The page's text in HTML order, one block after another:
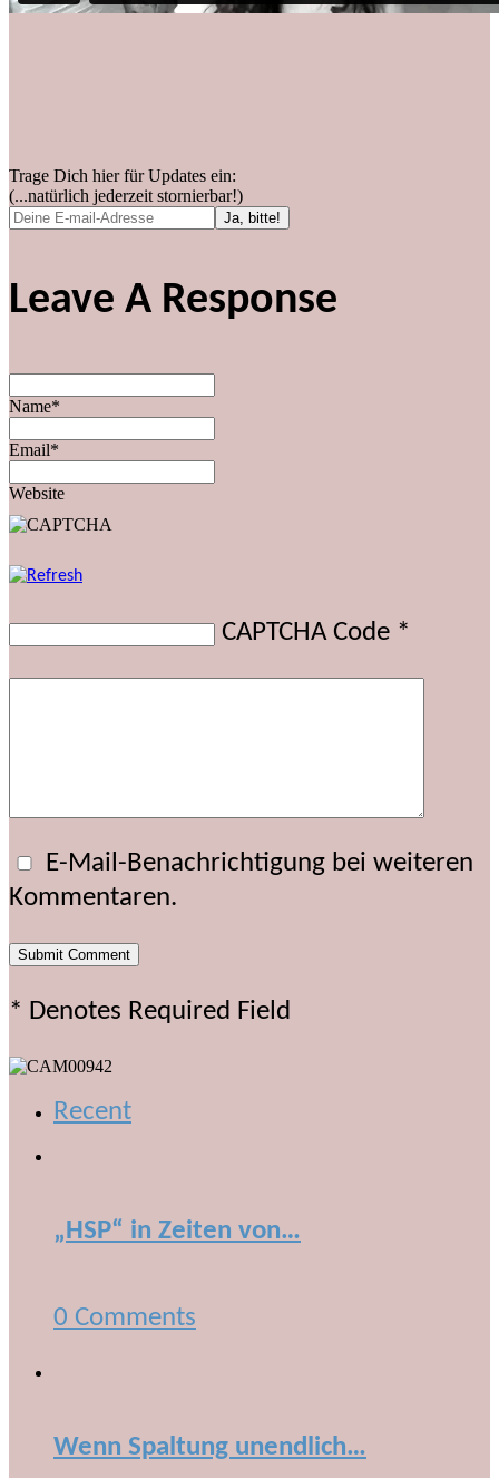
Trage Dich hier für Updates ein:
(...natürlich jederzeit stornierbar!)
Leave A Response
Name*
Email*
Website
CAPTCHA Code *
E-Mail-Benachrichtigung bei weiteren
Kommentaren.
* Denotes Required Field
Recent
„HSP“ in Zeiten von…
0 Comments
Wenn Spaltung unendlich…